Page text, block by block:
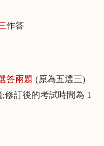
作答
答兩題 (原為五選三)
修訂後的考試時間為 1